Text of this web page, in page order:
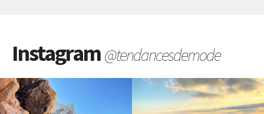
Instagram@tendancesdemode